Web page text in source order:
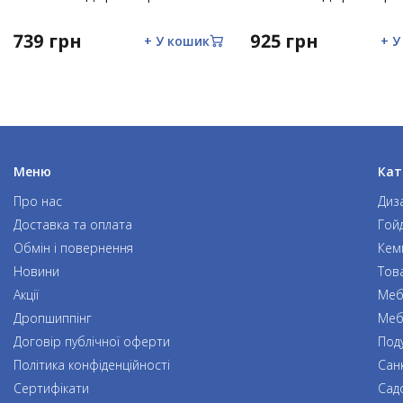
Ушкодження, що виникли внаслідок дії обставин
739 грн + У кошик 925 грн +
Меню
Про нас
Доставка та оплата
Обмін і повернення
Новини
Акції
Дропшиппінг
Договір публічної оферти
Політика конфіденційності
Сертифікати